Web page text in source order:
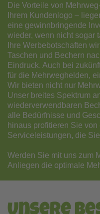
Die Vorteile von
Ihrem Kundenlogo –
eine gewinnbringende
wieder, wenn nicht sogar
Ihre Werbebotschaften
Taschen und Bechern
Eindruck. Auch bei
für die Mehrweghelden,
Wir bieten nicht nur
Unser breites Spektrum
wiederverwendbaren
alle Bedürfnisse und
hinaus profitieren Sie
Serviceleistungen, die
Werden Sie mit uns zum
Anliegen die optimale